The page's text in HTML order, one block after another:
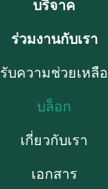
บริจาค
ร่วมงานกับเรา
รับความช่วยเหลือ
บล็อก
เกี่ยวกับเรา
เอกสาร